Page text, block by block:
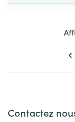
Contactez